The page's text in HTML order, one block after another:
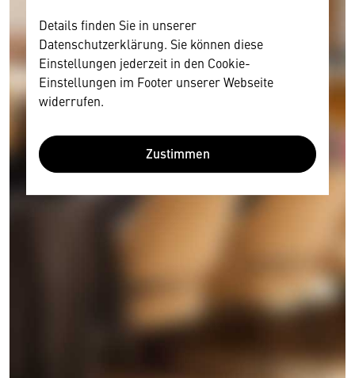
Details finden Sie in unserer
Datenschutzerklärung. Sie können diese
Einstellungen jederzeit in den Cookie-
Einstellungen im Footer unserer Webseite
widerrufen.
Zustimmen
Wir benötigen Ihre Zustimmung
Hier würden wir Ihnen gerne einen externen